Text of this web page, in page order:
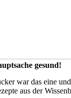
gesund!
war das eine
aus der